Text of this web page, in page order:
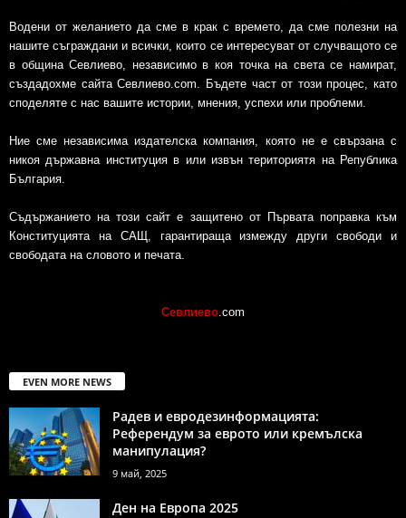
Водени от желанието да сме в крак с времето, да сме полезни на
нашите съграждани и всички, които се интересуват от случващото се
в община Севлиево, независимо в коя точка на света се намират,
създадохме сайта Севлиево.com. Бъдете част от този процес, като
споделяте с нас вашите истории, мнения, успехи или проблеми.
Ние сме независима издателска компания, която не е свързана с
никоя държавна институция в или извън териториятя на Република
България.
Съдържанието на този сайт е защитено от Първата поправка към
Конституцията на САЩ, гарантираща измежду други свободи и
свободата на словото и печата.
Севлиево.com
EVEN MORE NEWS
Радев и евродезинформацията:
Референдум за еврото или кремълска
манипулация?
9 май, 2025
Ден на Европа 2025